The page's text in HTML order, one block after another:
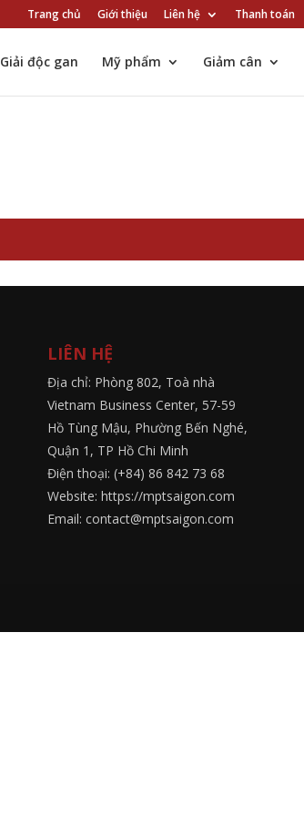
Trang chủ Giới thiệu Liên hệ Thanh toán
Giải độc gan Mỹ phẩm Giảm cân
LIÊN HỆ
Địa chỉ: Phòng 802, Toà nhà
Vietnam Business Center, 57-59
Hồ Tùng Mậu, Phường Bến Nghé,
Quận 1, TP Hồ Chi Minh
Điện thoại: (+84) 86 842 73 68
Website: https://mptsaigon.com
Email: contact@mptsaigon.com